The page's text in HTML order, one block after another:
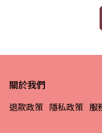
關於我們
退款政策 隱私政策 服